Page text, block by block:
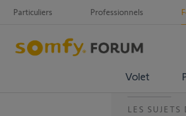
Particuliers Professionnels
Volet
LES